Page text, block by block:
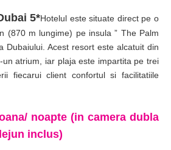
5*Hotelul este situate direct pe o
(870 m lungime) pe insula ” The Palm
Dubaiului. Acest resort este alcatuit din
atrium, iar plaja este impartita pe trei
fiecarui client confortul si facilitatiile
noapte (in camera dubla
inclus)